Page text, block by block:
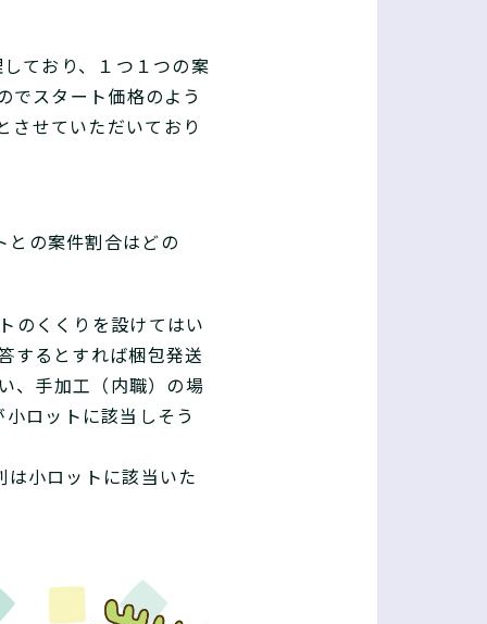
ており、１つ１つの案
でスタート価格のよう
せていただいており
との案件割合はどの
のくくりを設けてはい
するとすれば梱包発送
、手加工（内職）の場
ロットに該当しそう
小ロットに該当いた